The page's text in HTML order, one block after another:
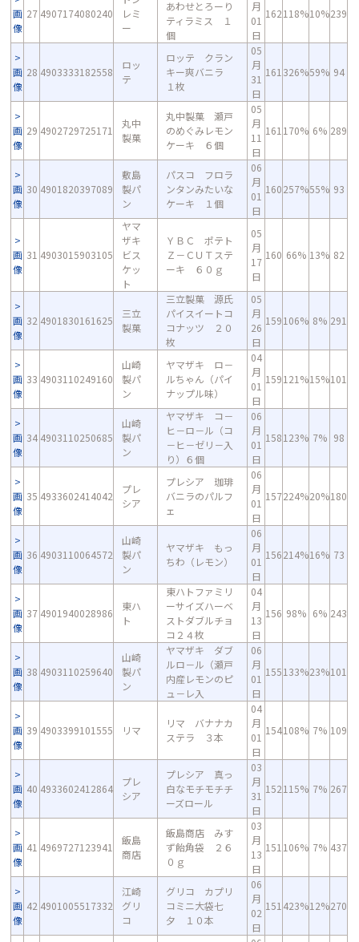
画
像
27 4907174080240
レミ
ー
あわせとろーり
ティラミス １
個
月
01
日
162118%10%239
画
像
28 4903333182558
ロッ
テ
ロッテ クラン
キー爽バニラ
１枚
05
月
31
日
161 326%59% 94
画
像
29 4902729725171
丸中
製菓
丸中製菓 瀬戸
のめぐみレモン
ケーキ ６個
05
月
11
日
161 170% 6% 289
画
像
30 4901820397089
敷島
製パ
ン
パスコ フロラ
ンタンみたいな
ケーキ １個
06
月
01
日
160257%55% 93
画
像
31 4903015903105
ヤマ
ザキ
ビス
ケッ
ト
ＹＢＣ ポテト
Ｚ－ＣＵＴステ
ーキ ６０ｇ
05
月
17
日
160 66% 13% 82
画
像
32 4901830161625
三立
製菓
三立製菓 源氏
パイスイートコ
コナッツ ２０
枚
05
月
26
日
159106% 8% 291
画
像
33 4903110249160
山崎
製パ
ン
ヤマザキ ロ－
ルちゃん（パイ
ナップル味）
04
月
01
日
159121%15%101
画
像
34 4903110250685
山崎
製パ
ン
ヤマザキ コ－
ヒ－ロ－ル（コ
－ヒ－ゼリ－入
り）６個
06
月
01
日
158123% 7% 98
画
像
35 4933602414042
プレ
シア
プレシア 珈琲
バニラのパルフ
ェ
06
月
01
日
157224%20%180
画
像
36 4903110064572
山崎
製パ
ン
ヤマザキ もっ
ちわ（レモン）
06
月
01
日
156214%16% 73
画
像
37 4901940028986
東ハ
ト
東ハトファミリ
ーサイズハーベ
ストダブルチョ
コ２４枚
04
月
13
日
156 98% 6% 243
画
像
38 4903110259640
山崎
製パ
ン
ヤマザキ ダブ
ルロ－ル（瀬戸
内産レモンのピ
ュ－レ入
06
月
01
日
155133%23%101
画
像
39 4903399101555 リマ
リマ バナナカ
ステラ ３本
04
月
01
日
154108% 7% 109
画
像
40 4933602412864
プレ
シア
プレシア 真っ
白なモチモチチ
ーズロール
03
月
31
日
152115% 7% 267
画
像
41 4969727123941
飯島
商店
飯島商店 みす
ず飴角袋 ２６
０ｇ
03
月
13
日
151 106% 7% 437
画
像
42 4901005517332
江崎
グリ
コ
グリコ カプリ
コミニ大袋七
夕 １０本
06
月
02
日
151 423%12%270